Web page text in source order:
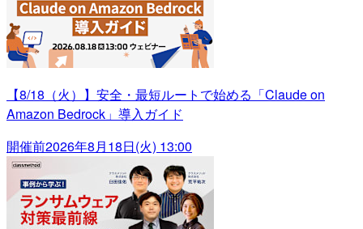
【8/18（火）】安全・最短ルートで始める「Claude on
Amazon Bedrock」導入ガイド
開催前2026年8月18日(火) 13:00